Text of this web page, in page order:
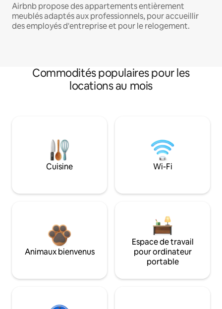
Airbnb propose des appartements entièrement
meublés adaptés aux professionnels, pour accueillir
des employés d'entreprise et pour le relogement.
Commodités populaires pour les
locations au mois
Cuisine Wi-Fi
Animaux bienvenus
Espace de travail
pour ordinateur
portable